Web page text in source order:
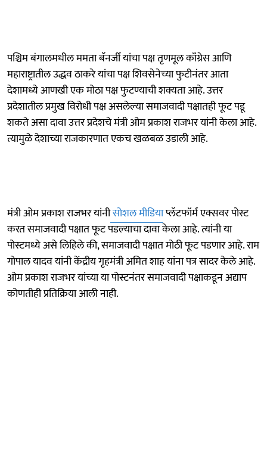
पश्चिम बंगालमधील ममता बॅनर्जी यांचा पक्ष तृणमूल काँग्रेस आणि
महाराष्ट्रातील उद्धव ठाकरे यांचा पक्ष शिवसेनेच्या फुटीनंतर आता
देशामध्ये आणखी एक मोठा पक्ष फुटण्याची शक्यता आहे. उत्तर
प्रदेशातील प्रमुख विरोधी पक्ष असलेल्या समाजवादी पक्षातही फूट पडू
शकते असा दावा उत्तर प्रदेशचे मंत्री ओम प्रकाश राजभर यांनी केला आहे.
त्यामुळे देशाच्या राजकारणात एकच खळबळ उडाली आहे.
मंत्री ओम प्रकाश राजभर यांनीसोशल मीडियाप्लॅटफॉर्म एक्सवर पोस्ट
करत समाजवादी पक्षात फूट पडल्याचा दावा केला आहे. त्यांनी या
पोस्टमध्ये असे लिहिले की, समाजवादी पक्षात मोठी फूट पडणार आहे. राम
गोपाल यादव यांनी केंद्रीय गृहमंत्री अमित शाह यांना पत्र सादर केले आहे.
ओम प्रकाश राजभर यांच्या या पोस्टनंतर समाजवादी पक्षाकडून अद्याप
कोणतीही प्रतिक्रिया आली नाही.